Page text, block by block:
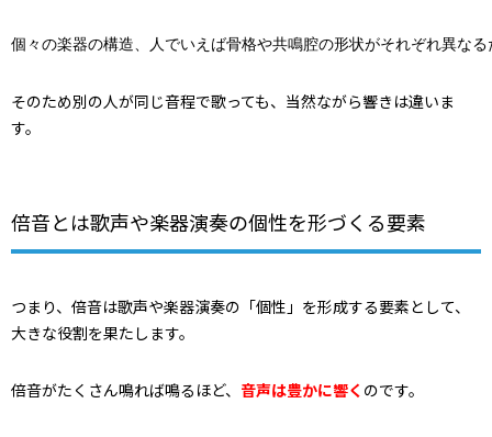
個々の楽器の構造、人でいえば骨格や共鳴腔の形状がそれぞれ異な
そのため別の人が同じ音程で歌っても、当然ながら響きは違いま
す。
倍音とは歌声や楽器演奏の個性を形づくる要素
つまり、倍音は歌声や楽器演奏の「個性」を形成する要素として、
大きな役割を果たします。
倍音がたくさん鳴れば鳴るほど、 音声は豊かに響く のです。